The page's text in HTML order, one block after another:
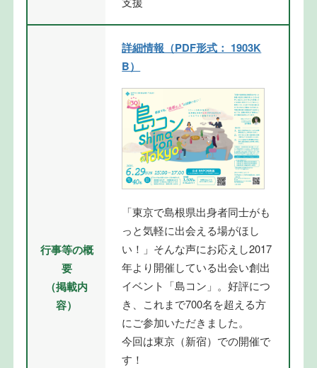
行事等の概
要
（掲載内
容）
詳細情報（PDF形式： 1903K
B）
「東京で島根県出身者同士がも
っと気軽に出会える場がほし
い！」そんな声にお応えし2017
年より開催している出会い創出
イベント「島コン」。好評につ
き、これまで700名を超える方
にご参加いただきました。
今回は東京（新宿）での開催で
す！